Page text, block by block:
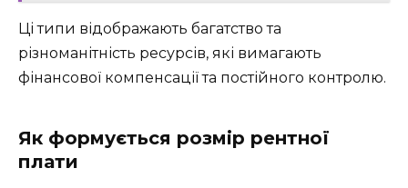
Ці типи відображають багатство та
різноманітність ресурсів, які вимагають
фінансової компенсації та постійного контролю.
Як формується розмір рентної
плати